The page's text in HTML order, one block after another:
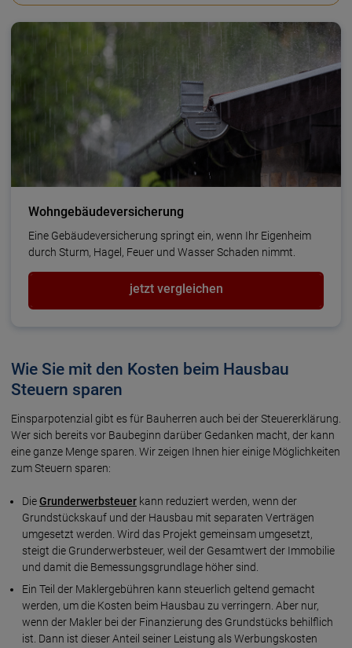
Wohngebäudeversicherung
Eine Gebäudeversicherung springt ein, wenn Ihr Eigenheim
durch Sturm, Hagel, Feuer und Wasser Schaden nimmt.
jetzt vergleichen
Wie Sie mit den Kosten beim Hausbau
Steuern sparen
Einsparpotenzial gibt es für Bauherren auch bei der Steuererklärung.
Wer sich bereits vor Baubeginn darüber Gedanken macht, der kann
eine ganze Menge sparen. Wir zeigen Ihnen hier einige Möglichkeiten
zum Steuern sparen:
DieGrunderwerbsteuer kann reduziert werden, wenn der
Grundstückskauf und der Hausbau mit separaten Verträgen
umgesetzt werden. Wird das Projekt gemeinsam umgesetzt,
steigt die Grunderwerbsteuer, weil der Gesamtwert der Immobilie
und damit die Bemessungsgrundlage höher sind.
Ein Teil der Maklergebühren kann steuerlich geltend gemacht
werden, um die Kosten beim Hausbau zu verringern. Aber nur,
wenn der Makler bei der Finanzierung des Grundstücks behilflich
ist. Dann ist dieser Anteil seiner Leistung als Werbungskosten